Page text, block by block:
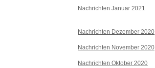
Nachrichten Januar 2021
Nachrichten Dezember 2020
Nachrichten November 2020
Nachrichten Oktober 2020